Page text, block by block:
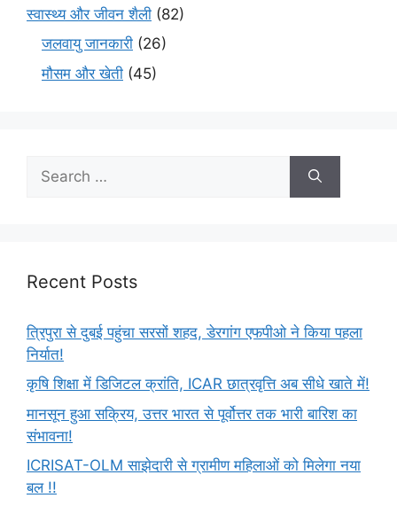
स्वास्थ्य और जीवन शैली (82)
जलवायु जानकारी (26)
मौसम और खेती (45)
Recent Posts
त्रिपुरा से दुबई पहुंचा सरसों शहद, डेरगांग एफपीओ ने किया पहला
निर्यात!
कृषि शिक्षा में डिजिटल क्रांति, ICAR छात्रवृत्ति अब सीधे खाते में!
मानसून हुआ सक्रिय, उत्तर भारत से पूर्वोत्तर तक भारी बारिश का
संभावना!
ICRISAT-OLM साझेदारी से ग्रामीण महिलाओं को मिलेगा नया
बल !!